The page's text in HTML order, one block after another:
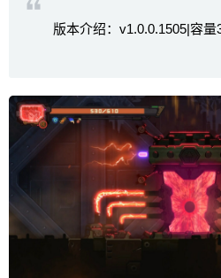
版本介绍：v1.0.0.1505|容